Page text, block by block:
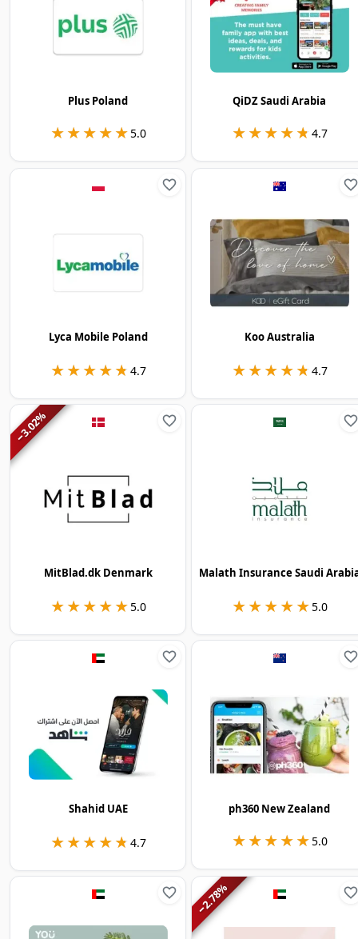
Plus Poland
★★★★★
★★★★★5.0
QiDZ Saudi Arabia
★★★★★
★★★★★ 4.7
Lyca Mobile Poland
★★★★★
★★★★★ 4.7
Koo Australia
★★★★★
★★★★★ 4.7
−
3.02
%
MitBlad.dk Denmark
★★★★★
★★★★★5.0
Malath Insurance Saudi
★★★★★
★★★★★5.0
Shahid UAE
★★★★★
★★★★★ 4.7
ph360 New Zealand
★★★★★
★★★★★5.0
−
2.78
%